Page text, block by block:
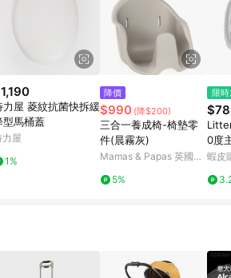
&鱸魚精 / 美妝保養 / 居家防護 / 暢銷
大集合 / 地墊&圍欄 / 外文&英文童書 /
&珍珠&果乾&糖果 / 兒童耳機&耳麥 /
/ 6~8歲推薦書單 / 箱購專區 / 寶可夢
/ 廚房家電 / 蔬果汁&奶粉 / 體能玩具 /
商品 / 公益商品
力屋 菱紋抗菌快拆緩
型馬桶蓋
力屋
1%
降價
$990 (降$200)
三合一養成椅-椅墊零
件(晨霧灰)
Mamas & Papas 英國第
5%
限
0度
蓋
蝦皮